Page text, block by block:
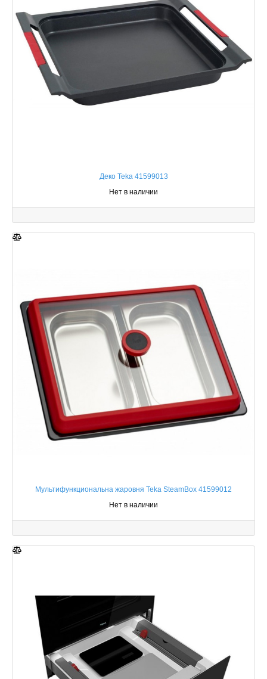
Деко Teka 41599013
Нет в наличии
Мультифункциональна жаровня Teka SteamBox 41599012
Нет в наличии